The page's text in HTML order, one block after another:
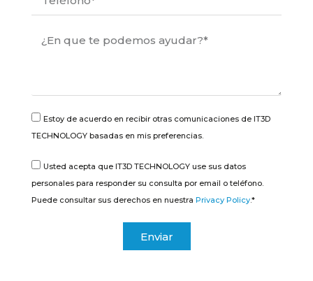
Estoy de acuerdo en recibir otras comunicaciones de IT3D
TECHNOLOGY basadas en mis preferencias.
Usted acepta que IT3D TECHNOLOGY use sus datos
personales para responder su consulta por email o teléfono.
Puede consultar sus derechos en nuestra Privacy Policy.*
Enviar